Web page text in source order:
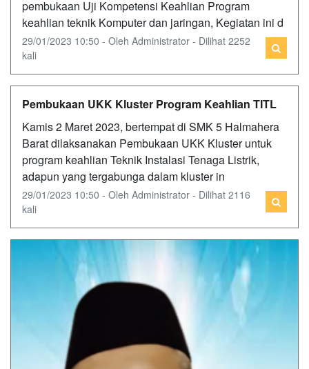
pembukaan Uji Kompetensi Keahlian Program
keahlian teknik Komputer dan jaringan, Kegiatan ini d
29/01/2023 10:50 - Oleh Administrator - Dilihat 2252
kali
Pembukaan UKK Kluster Program Keahlian TITL
Kamis 2 Maret 2023, bertempat di SMK 5 Halmahera
Barat dilaksanakan Pembukaan UKK Kluster untuk
program keahlian Teknik Instalasi Tenaga Listrik,
adapun yang tergabunga dalam kluster in
29/01/2023 10:50 - Oleh Administrator - Dilihat 2116
kali